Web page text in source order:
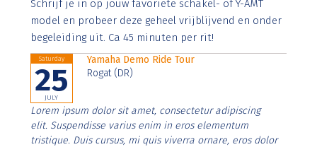
imperdiet. Nunc ut sem vitae risus tristique posuere.
Schrijf je in op jouw favoriete schakel- of Y-AMT
model en probeer deze geheel vrijblijvend en onder
begeleiding uit. Ca 45 minuten per rit!
Saturday
25
JULY
Yamaha Demo Ride Tour
Rogat (DR)
Lorem ipsum dolor sit amet, consectetur adipiscing
elit. Suspendisse varius enim in eros elementum
tristique. Duis cursus, mi quis viverra ornare, eros dolor